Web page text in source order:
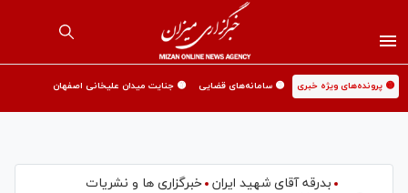
🟡 پرونده‌های ویژه خبری 🟡 سامانه‌های قضایی 🟡 جنایت میدان علیخانی اصفهان
بدرقه آقای شهید ایران
خبرگزاری ها و نشریات